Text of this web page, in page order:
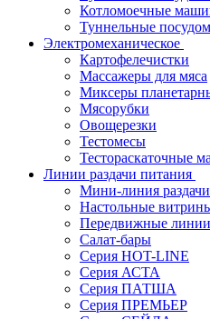
Котломоечные
Туннельные
Электромеханическое
Картофелечистки
Массажеры для мяса
Миксеры
Мясорубки
Овощерезки
Тестомесы
Тестораскаточные
Линии раздачи питания
Мини-линия раздачи
Настольные
Передвижные линии
Салат-бары
Серия HOT-LINE
Серия АСТА
Серия ПАТША
Серия ПРЕМЬЕР